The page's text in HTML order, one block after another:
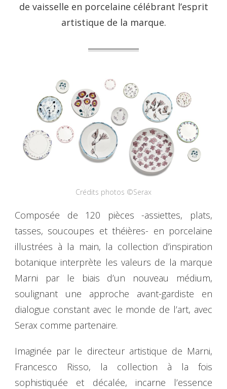
de vaisselle en porcelaine célébrant l’esprit
artistique de la marque.
Crédits photos ©Serax
Composée de 120 pièces -assiettes, plats,
tasses, soucoupes et théières- en porcelaine
illustrées à la main, la collection d’inspiration
botanique interprète les valeurs de la marque
Marni par le biais d’un nouveau médium,
soulignant une approche avant-gardiste en
dialogue constant avec le monde de l’art, avec
Serax comme partenaire.
Imaginée par le directeur artistique de Marni,
Francesco Risso, la collection à la fois
sophistiquée et décalée, incarne l’essence